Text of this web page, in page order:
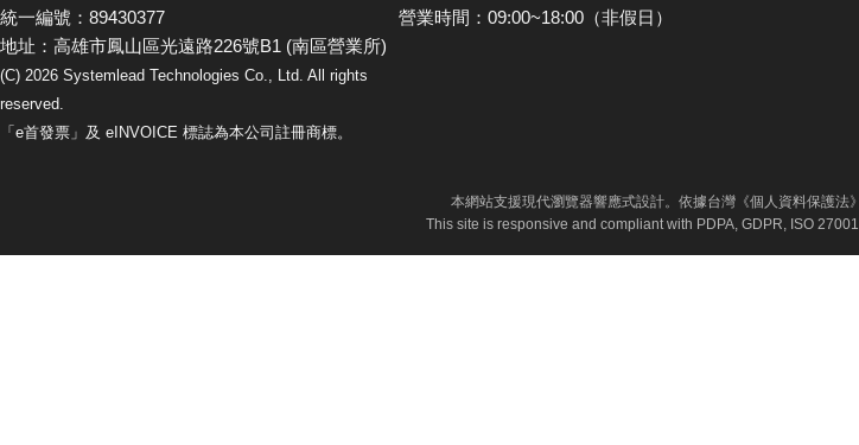
統一編號：89430377
地址：高雄市鳳山區光遠路226號B1 (南區營業所)
(C) 2026 Systemlead Technologies Co., Ltd. All rights
reserved.
「e首發票」及 eINVOICE 標誌為本公司註冊商標。
營業時間：09:00~18:00（非假日）
本網站支援現代瀏覽器響應式設計。依據台灣《個人資料保護法
This site is responsive and compliant with PDPA, GDPR, ISO